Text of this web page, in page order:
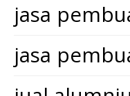
jasa
jasa